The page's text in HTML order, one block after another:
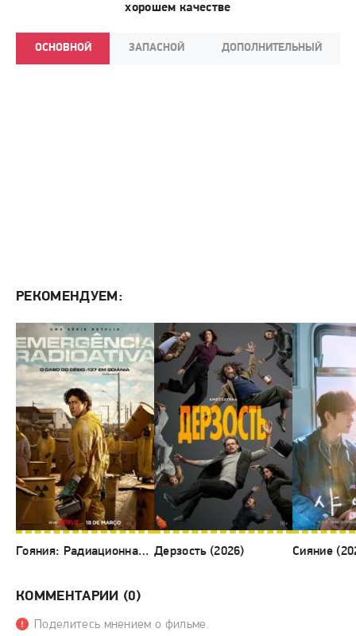
хорошем качестве
ОСНОВНОЙ ЗАПАСНОЙ ДОПОЛНИТЕЛЬНЫЙ
РЕКОМЕНДУЕМ:
Гояния: Радиационная авария (2026) Дерзость (2026) Сияние
КОММЕНТАРИИ (0)
Поделитесь мнением о фильме.